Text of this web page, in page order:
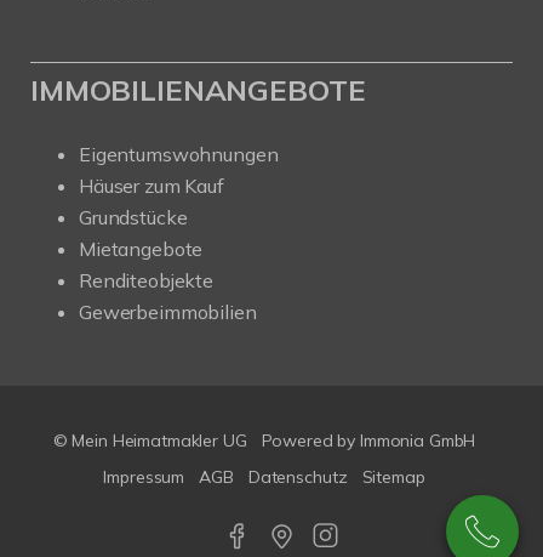
IMMOBILIENANGEBOTE
Eigentumswohnungen
Häuser zum Kauf
Grundstücke
Mietangebote
Renditeobjekte
Gewerbeimmobilien
© Mein Heimatmakler UG
Powered by Immonia GmbH
Impressum
AGB Datenschutz Sitemap